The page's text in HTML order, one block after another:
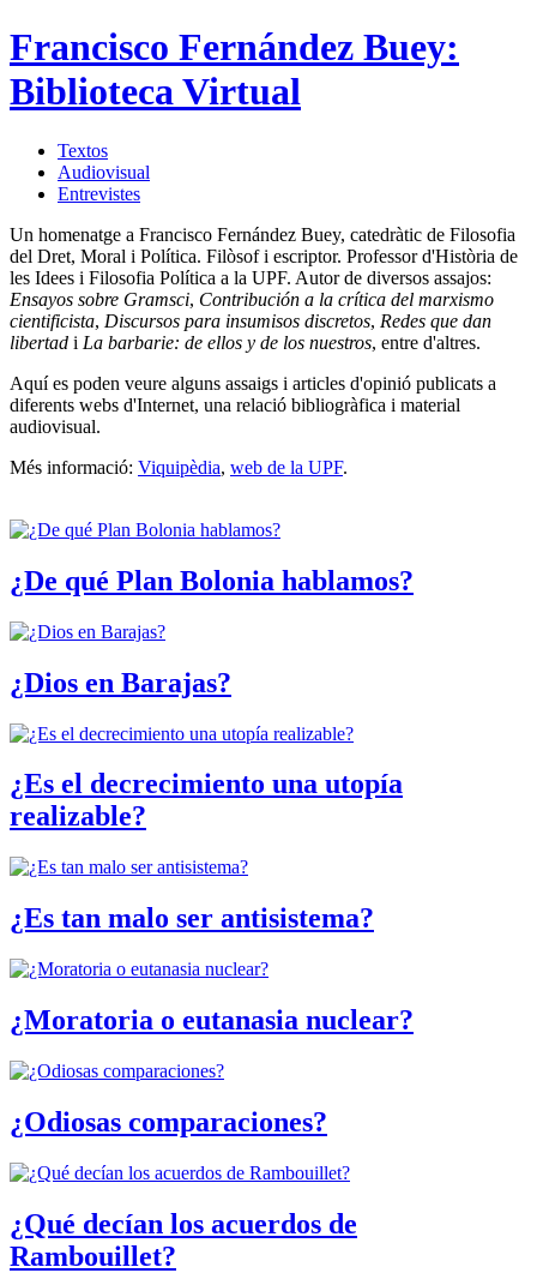
Francisco Fernández Buey:
Biblioteca Virtual
Textos
Audiovisual
Entrevistes
Un homenatge a Francisco Fernández Buey, catedràtic de Filosofia
del Dret, Moral i Política. Filòsof i escriptor. Professor d'Història de
les Idees i Filosofia Política a la UPF. Autor de diversos assajos:
Ensayos sobre Gramsci, Contribución a la crítica del marxismo
cientificista, Discursos para insumisos discretos, Redes que dan
libertad i La barbarie: de ellos y de los nuestros, entre d'altres.
Aquí es poden veure alguns assaigs i articles d'opinió publicats a
diferents webs d'Internet, una relació bibliogràfica i material
audiovisual.
Més informació: Viquipèdia, web de la UPF.
¿De qué Plan Bolonia hablamos?
¿Dios en Barajas?
¿Es el decrecimiento una utopía
realizable?
¿Es tan malo ser antisistema?
¿Moratoria o eutanasia nuclear?
¿Odiosas comparaciones?
¿Qué decían los acuerdos de
Rambouillet?